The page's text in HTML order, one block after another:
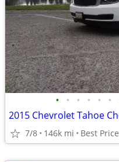
• • • • • •
2015 Chevrolet Tahoe
7/8 146k mi Best